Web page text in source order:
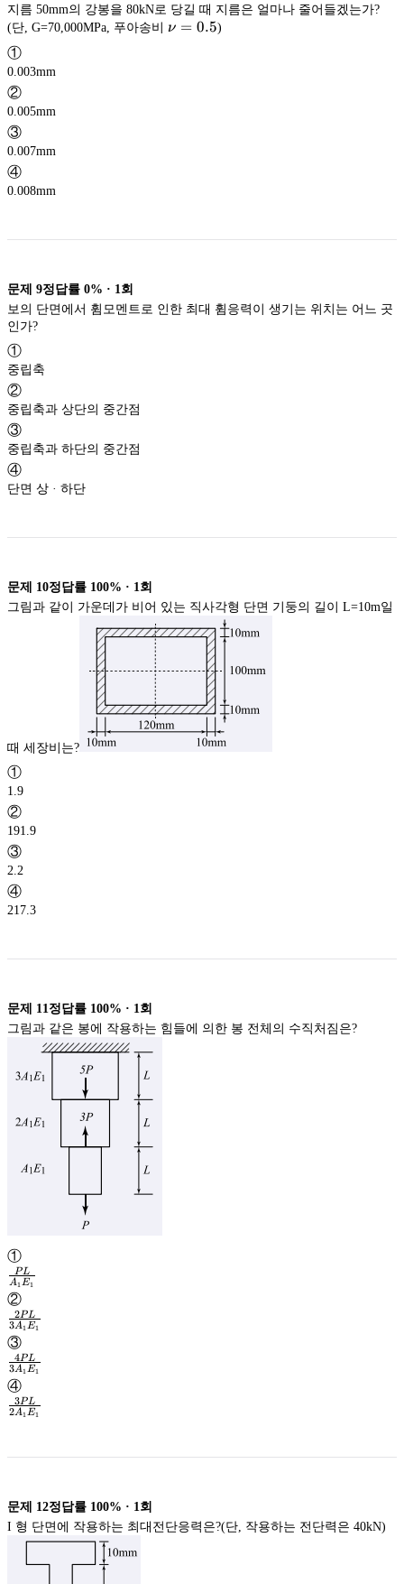
지름 50mm의 강봉을 80kN로 당길 때 지름은 얼마나 줄어들겠는가?
(단, G=70,000MPa, 푸아송비 \nu
ν = 0.5)
①
0.003mm
②
0.005mm
③
0.007mm
④
0.008mm
문제 9정답률 0% · 1회
보의 단면에서 휨모멘트로 인한 최대 휨응력이 생기는 위치는 어느 곳
인가?
①
중립축
②
중립축과 상단의 중간점
③
중립축과 하단의 중간점
④
단면 상 · 하단
문제 10정답률 100% · 1회
그림과 같이 가운데가 비어 있는 직사각형 단면 기둥의 길이 L=10m일
때 세장비는?
①
1.9
②
191.9
③
2.2
④
217.3
문제 11정답률 100% · 1회
그림과 같은 봉에 작용하는 힘들에 의한 봉 전체의 수직처짐은?
①
\frac{PL}
{A_1E_1}
A1 E1
PL
②
\frac{2PL}
{3A_1E_1}
3A1 E1
2PL
③
\frac{4PL}
{3A_1E_1}
3A1 E1
4PL
④
2A1 E1
3PL
문제 12정답률 100% · 1회
I 형 단면에 작용하는 최대전단응력은?(단, 작용하는 전단력은 40kN)